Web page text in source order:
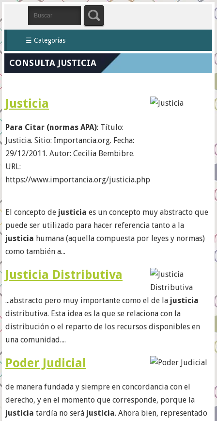
☰ Categorías
CONSULTA JUSTICIA
Justicia
Para Citar (normas APA): Título:
Justicia. Sitio: Importancia.org. Fecha:
29/12/2011. Autor: Cecilia Bembibre.
URL:
https://www.importancia.org/justicia.php
El concepto de justicia es un concepto muy abstracto que
puede ser utilizado para hacer referencia tanto a la
justicia humana (aquella compuesta por leyes y normas)
como también a...
Justicia Distributiva
...abstracto pero muy importante como el de la justicia
distributiva. Esta idea es la que se relaciona con la
distribución o el reparto de los recursos disponibles en
una comunidad....
Poder Judicial
de manera fundada y siempre en concordancia con el
derecho, y en el momento que corresponde, porque la
justicia tardía no será justicia. Ahora bien, representado